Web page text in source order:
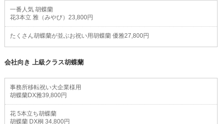
一番人気 胡蝶蘭
花3本立 雅（みやび）23,800円
たくさん胡蝶蘭が並ぶお祝い用胡蝶蘭 優雅27,800円
会社向き 上級クラス胡蝶蘭
事務所移転祝い大企業様用
胡蝶蘭DX雅39,800円
花 5本立ち胡蝶蘭
胡蝶蘭 DX桐 34,800円